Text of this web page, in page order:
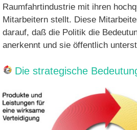
Raumfahrtindustrie mit ihren
Mitarbeitern stellt. Diese
darauf, daß die Politik die
anerkennt und sie öffentlich
Die strategische